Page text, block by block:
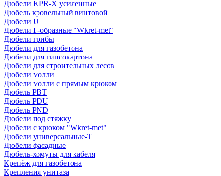
Дюбели KPR-Х усиленные
Дюбель кровельный винтовой
Дюбели U
Дюбели Г-образные "Wkret-met"
Дюбели грибы
Дюбели для газобетона
Дюбели для гипсокартона
Дюбели для строительных лесов
Дюбели молли
Дюбели молли с прямым крюком
Дюбель PBT
Дюбель PDU
Дюбель PND
Дюбели под стяжку
Дюбели с крюком "Wkret-met"
Дюбели универсальные-Т
Дюбели фасадные
Дюбель-хомуты для кабеля
Крепёж для газобетона
Крепления унитаза